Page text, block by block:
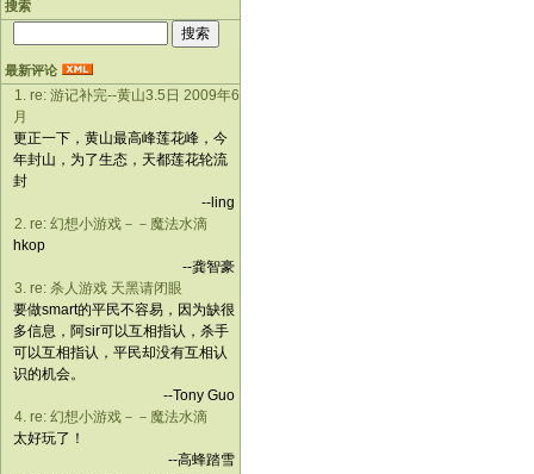
搜索
最新评论
1. re: 游记补完--黄山3.5日 2009年6
月
更正一下，黄山最高峰莲花峰，今
年封山，为了生态，天都莲花轮流
封
--ling
2. re: 幻想小游戏－－魔法水滴
hkop
--龚智豪
3. re: 杀人游戏 天黑请闭眼
要做smart的平民不容易，因为缺很
多信息，阿sir可以互相指认，杀手
可以互相指认，平民却没有互相认
识的机会。
--Tony Guo
4. re: 幻想小游戏－－魔法水滴
太好玩了！
--高蜂踏雪